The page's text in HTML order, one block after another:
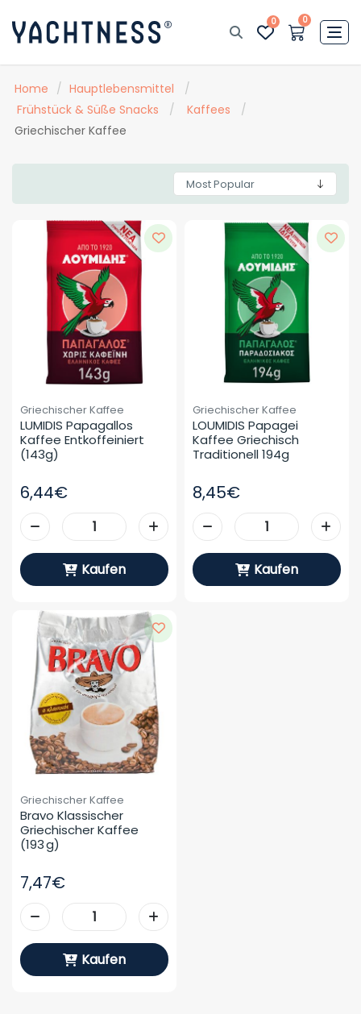
0 0
Home / Hauptlebensmittel
/
Frühstück & Süße Snacks
/ Kaffees
/
Griechischer Kaffee
Griechischer Kaffee
LUMIDIS Papagallos
Kaffee Entkoffeiniert
(143g)
6,44€
Kaufen
Griechischer Kaffee
LOUMIDIS Papagei
Kaffee Griechisch
Traditionell 194g
8,45€
Kaufen
Griechischer Kaffee
Bravo Klassischer
Griechischer Kaffee
(193 G)
7,47€
Kaufen